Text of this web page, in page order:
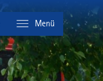
Menü